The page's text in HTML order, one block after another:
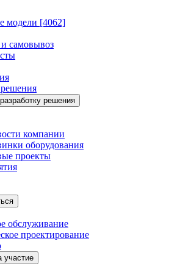
модели [4062]
самовывоз
решения
компании
оборудования
проекты
обслуживание
проектирование
участие